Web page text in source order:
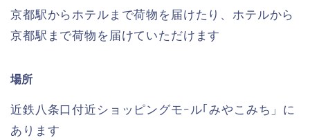
京都駅からホテルまで荷物を届けたり、ホテルから
京都駅まで荷物を届けていただけます
場所
近鉄八条口付近ショッピングモｰル｢みやこみち」に
あります